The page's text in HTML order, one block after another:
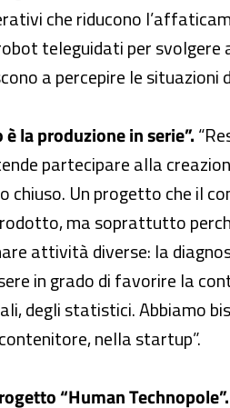
che riducono
teleguidati per
a percepire le
la produzione in serie”.
partecipare alla
chiuso. Un progetto che il
ma soprattutto
attività diverse: la
in grado di favorire la
degli statistici. Abbiamo
nella startup”.
“Human Technopole”.